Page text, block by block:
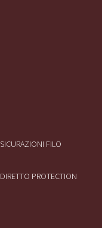
FILO
PROTECTION